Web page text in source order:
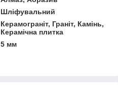
Шліфувальний
Керамограніт, Граніт, Камінь,
Керамічна плитка
5 мм